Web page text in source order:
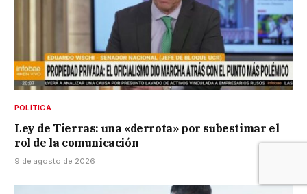
POLÍTICA
Ley de Tierras: una «derrota» por subestimar el
rol de la comunicación
9 de agosto de 2026